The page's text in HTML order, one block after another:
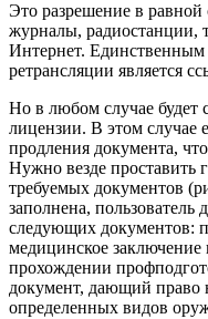
Это разрешение в равной
журналы, радиостанции,
Интернет. Единственным
ретрансляции является
Но в любом случае будет
лицензии. В этом случае
продления документа,
Нужно везде проставить
требуемых документов
заполнена,
следующих документов:
медицинское
прохождении
документ, дающий право
определенных видов